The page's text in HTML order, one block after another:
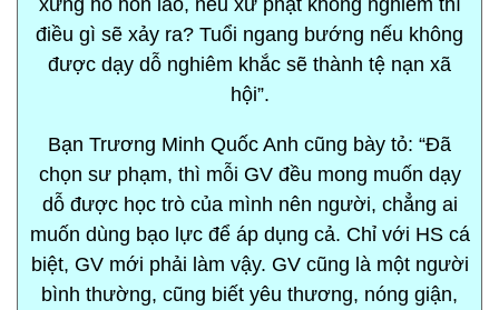
xưng hô hỗn láo, nếu xử phạt không nghiêm thì
điều gì sẽ xảy ra? Tuổi ngang bướng nếu không
được dạy dỗ nghiêm khắc sẽ thành tệ nạn xã
hội”.
Bạn Trương Minh Quốc Anh cũng bày tỏ: “Đã
chọn sư phạm, thì mỗi GV đều mong muốn dạy
dỗ được học trò của mình nên người, chẳng ai
muốn dùng bạo lực để áp dụng cả. Chỉ với HS cá
biệt, GV mới phải làm vậy. GV cũng là một người
bình thường, cũng biết yêu thương, nóng giận,